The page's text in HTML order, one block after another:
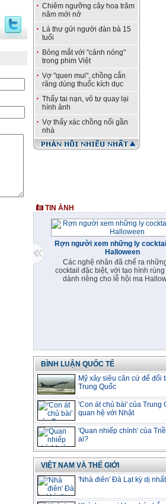
Chiêm ngưỡng cây hoa trăm
năm mới nở
Lá thư gửi người đàn bà 15
tuổi
Bỏng mắt với "cảnh nóng"
trong phim Việt
Vợ "quen mui", chồng cắn
răng dùng thuốc kích dục
Thấy tai nạn, vô tư quay lại
hình ảnh
Vợ thấy xác chồng nổi gần
nhà
TIN ẢNH
Rợn người xem những ly
Halloween
Các nghệ nhân đã chế ra
cocktail đặc biệt, với tạo hình
dành riêng cho lễ hội ma
BÌNH LUẬN QUỐC TẾ
Mỹ xây siêu căn cứ để đối
Trung Quốc
'Con át chủ bài' của Trung
quan hệ với Nhật
'Quan nhiếp chính' của
ai?
VIỆT NAM VÀ THẾ GIỚI
'Nhà điên' Đà Lạt kỳ dị